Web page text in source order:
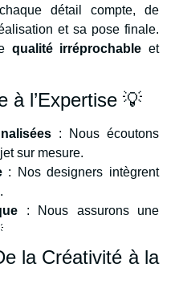
détail compte, de
et sa pose finale.
qualité irréprochable et
à l’Expertise 💡
: Nous écoutons
sur mesure.
: Nos designers intègrent
: Nous assurons une
la Créativité à la